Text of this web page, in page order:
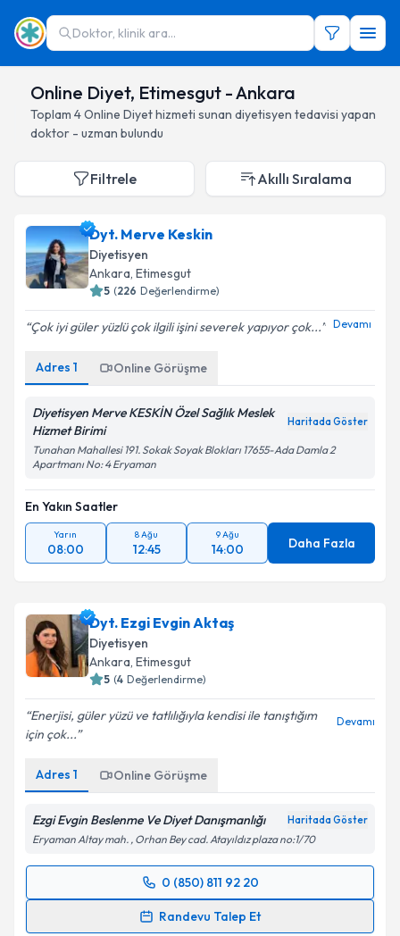
Doktor, klinik ara...
Online Diyet, Etimesgut - Ankara
Toplam 4Online Diyet hizmeti sunan diyetisyen tedavisi yapan
doktor - uzman bulundu
Filtrele Akıllı Sıralama
Dyt. Merve Keskin
Diyetisyen
Ankara, Etimesgut
5 (226 Değerlendirme)
Çok iyi güler yüzlü çok ilgili işini severek yapıyor çok... Devamı
Adres 1 Online Görüşme
Diyetisyen Merve KESKİN Özel Sağlık Meslek
Hizmet Birimi
Haritada Göster
Tunahan Mahallesi 191. Sokak Soyak Blokları 17655-Ada Damla 2
Apartmanı No: 4 Eryaman
En Yakın Saatler
Yarın
08:00
8 Ağu
12:45
9 Ağu
14:00 Daha Fazla
Dyt. Ezgi Evgin Aktaş
Diyetisyen
Ankara, Etimesgut
5 (4 Değerlendirme)
Enerjisi, güler yüzü ve tatlılığıyla kendisi ile tanıştığım
için çok...
Devamı
Adres 1 Online Görüşme
Ezgi Evgin Beslenme Ve Diyet Danışmanlığı Haritada Göster
Eryaman Altay mah. , Orhan Bey cad. Atayıldız plaza no:1/70
0 (850) 811 92 20
Randevu Talep Et
Randevu Takvimi Talebi